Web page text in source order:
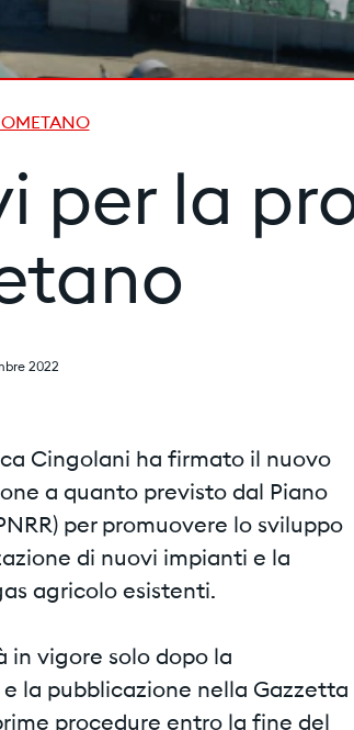
per la
2022
Cingolani ha firmato il nuovo
a quanto previsto dal Piano
per promuovere lo sviluppo
di nuovi impianti e la
agricolo esistenti.
in vigore solo dopo la
la pubblicazione nella Gazzetta
procedure entro la fine del